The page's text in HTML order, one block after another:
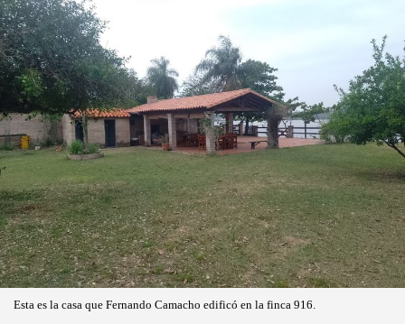
Esta es la casa que Fernando Camacho edificó en la finca 916.